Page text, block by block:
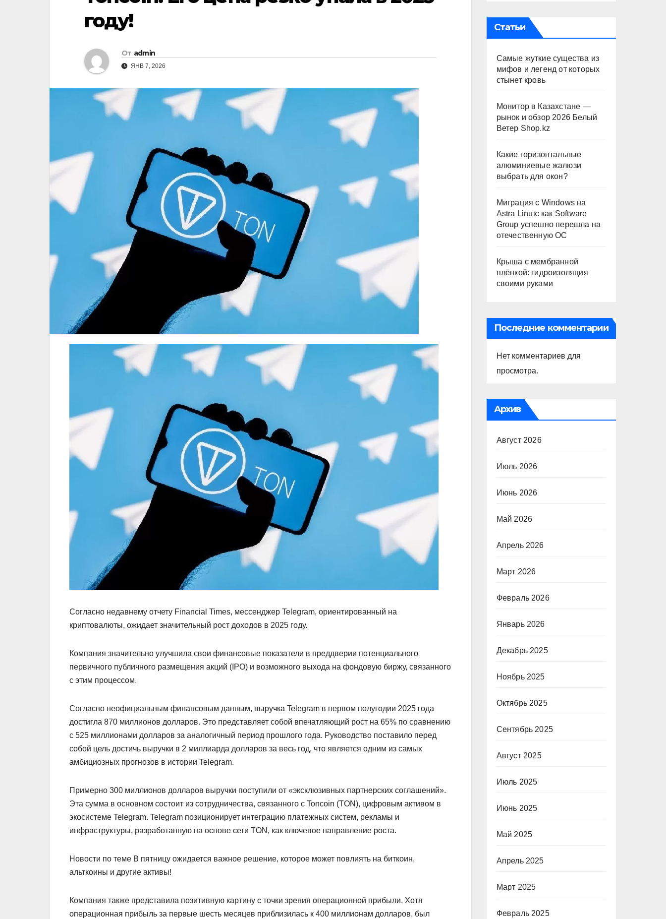
году!
От admin
ЯНВ 7, 2026
Согласно недавнему отчету Financial Times, мессенджер Telegram, ориентированный на
криптовалюты, ожидает значительный рост доходов в 2025 году.
Компания значительно улучшила свои финансовые показатели в преддверии потенциального
первичного публичного размещения акций (IPO) и возможного выхода на фондовую биржу, связанного
с этим процессом.
Согласно неофициальным финансовым данным, выручка Telegram в первом полугодии 2025 года
достигла 870 миллионов долларов. Это представляет собой впечатляющий рост на 65% по сравнению
с 525 миллионами долларов за аналогичный период прошлого года. Руководство поставило перед
собой цель достичь выручки в 2 миллиарда долларов за весь год, что является одним из самых
амбициозных прогнозов в истории Telegram.
Примерно 300 миллионов долларов выручки поступили от «эксклюзивных партнерских соглашений».
Эта сумма в основном состоит из сотрудничества, связанного с Toncoin (TON), цифровым активом в
экосистеме Telegram. Telegram позиционирует интеграцию платежных систем, рекламы и
инфраструктуры, разработанную на основе сети TON, как ключевое направление роста.
Новости по теме В пятницу ожидается важное решение, которое может повлиять на биткоин,
альткоины и другие активы!
Компания также представила позитивную картину с точки зрения операционной прибыли. Хотя
операционная прибыль за первые шесть месяцев приблизилась к 400 миллионам долларов, был
Статьи
Самые жуткие существа из
мифов и легенд от которых
стынет кровь
Монитор в Казахстане —
рынок и обзор 2026 Белый
Ветер Shop.kz
Какие горизонтальные
алюминиевые жалюзи
выбрать для окон?
Миграция с Windows на
Astra Linux: как Software
Group успешно перешла на
отечественную ОС
Крыша с мембранной
плёнкой: гидроизоляция
своими руками
Последние комментарии
Нет комментариев для
просмотра.
Архив
Август 2026
Июль 2026
Июнь 2026
Май 2026
Апрель 2026
Март 2026
Февраль 2026
Январь 2026
Декабрь 2025
Ноябрь 2025
Октябрь 2025
Сентябрь 2025
Август 2025
Июль 2025
Июнь 2025
Май 2025
Апрель 2025
Март 2025
Февраль 2025